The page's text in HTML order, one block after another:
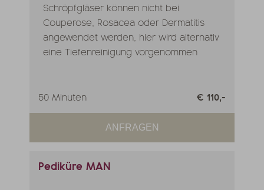
Schröpfgläser können nicht bei
Couperose, Rosacea oder Dermatitis
angewendet werden, hier wird alternativ
eine Tiefenreinigung vorgenommen
50 Minuten € 110,-
ANFRAGEN
Pediküre MAN